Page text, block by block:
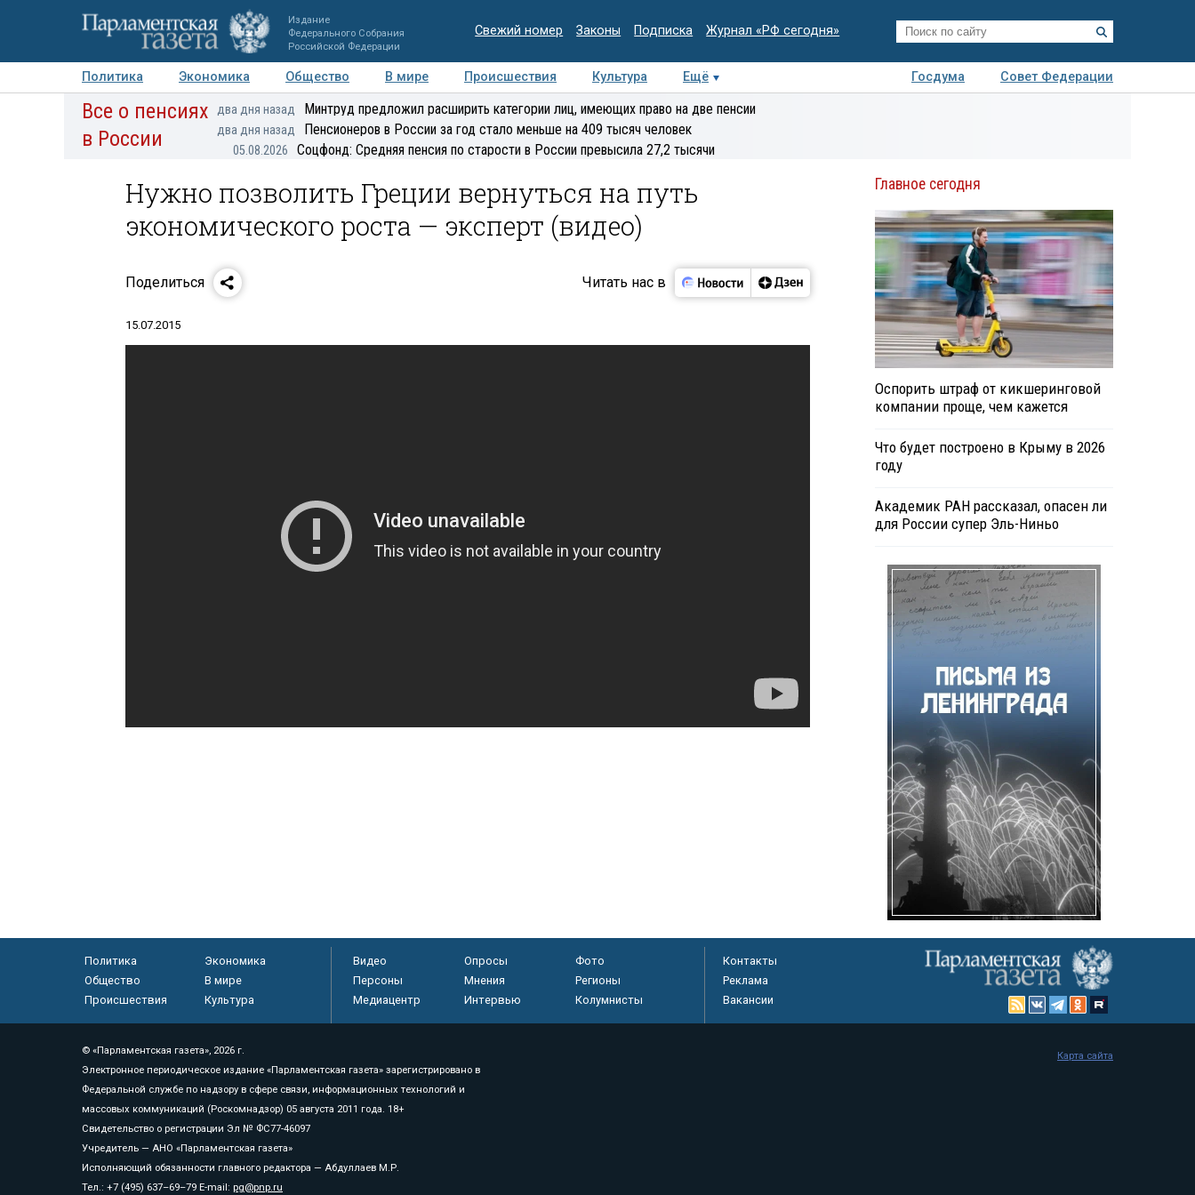
Издание
Федерального Собрания
Российской Федерации
Свежий номер Законы Подписка Журнал «РФ сегодня»
Политика Экономика Общество В мире Происшествия Культура Ещё Госдума
Совет Федерации
Авторы Персоны Мнения Регионы Медиацентр Интервью Колумнисты
Деловая
Все о пенсиях
в России
два дня назад Минтруд предложил расширить категории лиц, имеющих право на две пенсии
два дня назад Пенсионеров в России за год стало меньше на 409 тысяч человек
05.08.2026 Соцфонд: Средняя пенсия по старости в России превысила 27,2 тысячи
Нужно позволить Греции вернуться на путь
экономического роста — эксперт (видео)
Поделиться Читать нас в
15.07.2015
Главное сегодня
Оспорить штраф от кикшеринговой
компании проще, чем кажется
Что будет построено в Крыму в 2026
году
Академик РАН рассказал, опасен ли
для России супер Эль-Ниньо
Политика
Экономика
Общество
В мире
Происшествия
Культура
Видео Опросы
Фото
Персоны
Мнения
Регионы
Медиацентр
Интервью Колумнисты
Контакты
Реклама
Вакансии
© «Парламентская газета», 2026 г.
Электронное периодическое издание «Парламентская газета» зарегистрировано в
Федеральной службе по надзору в сфере связи, информационных технологий и
массовых коммуникаций (Роскомнадзор) 05 августа 2011 года. 18+
Свидетельство о регистрации Эл № ФС77-46097
Учредитель — АНО «Парламентская газета»
Исполняющий обязанности главного редактора — Абдуллаев М.Р.
Тел.: +7 (495) 637–69–79 E-mail: pg@pnp.ru
Карта сайта